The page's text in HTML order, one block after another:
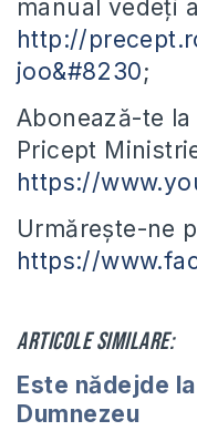
manual vedeți
http://
joo&#8230;
Abonează-te
Pricept
https://
Urmărește-ne
https://
Articole similare:
Este nădejde la
Dumnezeu